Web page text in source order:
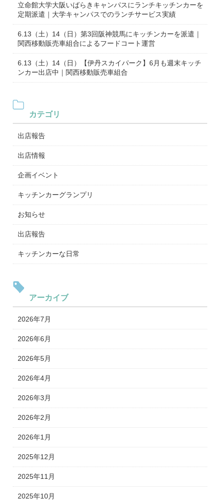
立命館大学大阪いばらきキャンパスにランチキッチンカーを
定期派遣｜大学キャンパスでのランチサービス実績
6.13（土）14（日）第3回阪神競馬にキッチンカーを派遣｜
関西移動販売車組合によるフードコート運営
6.13（土）14（日）【伊丹スカイパーク】6月も週末キッチ
ンカー出店中｜関西移動販売車組合
カテゴリ
出店報告
出店情報
企画イベント
キッチンカーグランプリ
お知らせ
出店報告
キッチンカーな日常
アーカイブ
2026年7月
2026年6月
2026年5月
2026年4月
2026年3月
2026年2月
2026年1月
2025年12月
2025年11月
2025年10月